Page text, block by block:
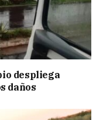
despliega
daños